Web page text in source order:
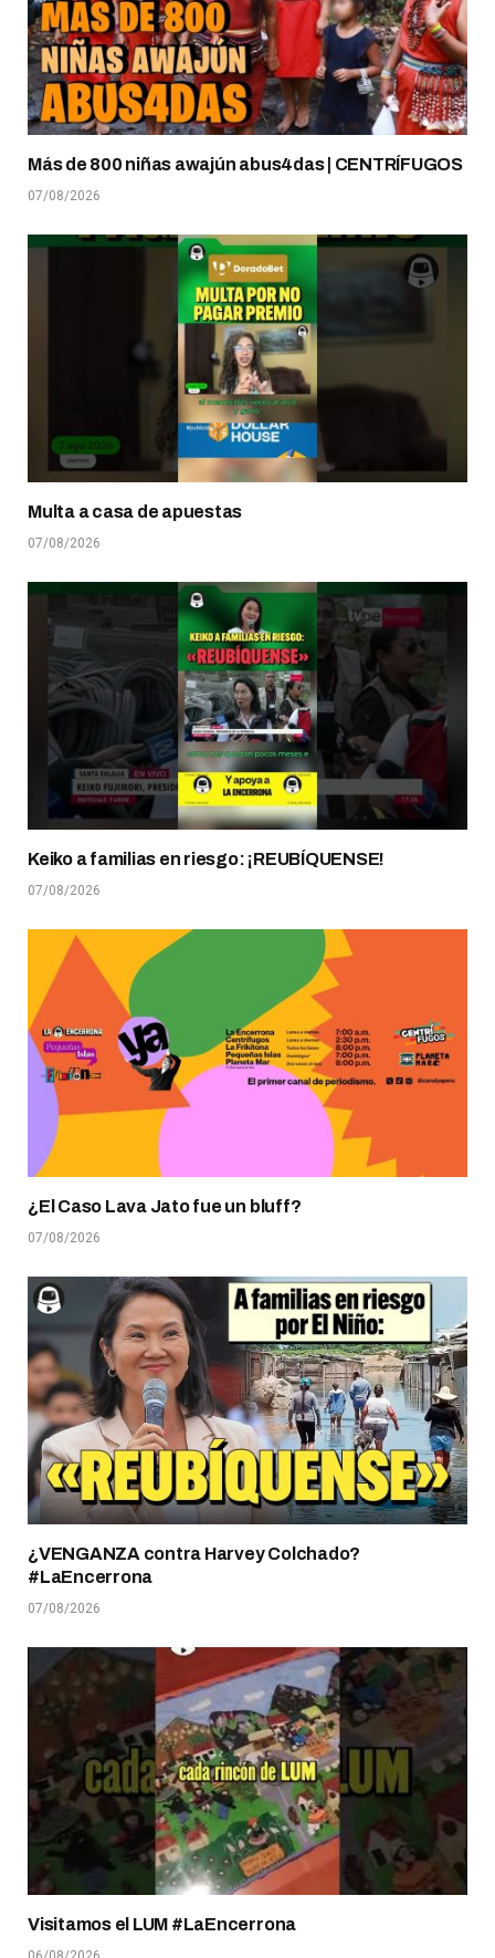
Más de 800 niñas awajún abus4das | CENTRÍFUGOS
07/08/2026
Multa a casa de apuestas
07/08/2026
Keiko a familias en riesgo: ¡REUBÍQUENSE!
07/08/2026
¿El Caso Lava Jato fue un bluff?
07/08/2026
¿VENGANZA contra Harvey Colchado?
#LaEncerrona
07/08/2026
Visitamos el LUM #LaEncerrona